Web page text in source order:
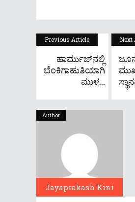
Previous Article
ಹಾರ್ಮುಜ್‌ನಲ್ಲಿ
ಬೆಂಕಿಗಾಹುತಿಯಾಗಿ
ಮುಳ...
Next
Author
Jayaprakash Kini